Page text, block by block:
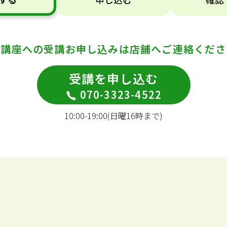
座への受講お申し込みは店舗へご連絡くだ
受講を申し込む
070-3323-4522
10:00-19:00(日曜16時まで)